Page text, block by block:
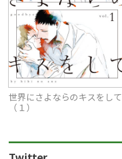
世界にさよならのキスをして
（１）